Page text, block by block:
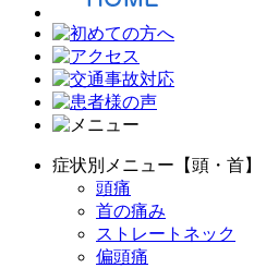
症状別メニュー【頭・首】
頭痛
首の痛み
ストレートネック
偏頭痛